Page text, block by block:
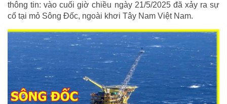
thông tin: vào cuối giờ chiều ngày 21/5/2025 đã xảy ra sự
cố tại mỏ Sông Đốc, ngoài khơi Tây Nam Việt Nam.